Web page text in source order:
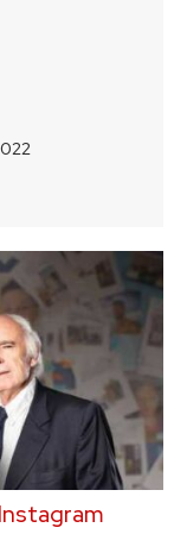
Instagram